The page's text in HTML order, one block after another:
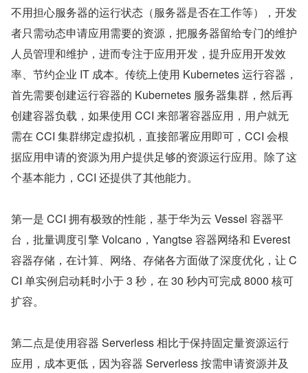
不用担心服务器的运行状态（服务器是否在工作等），开发
者只需动态申请应用需要的资源，把服务器留给专门的维护
人员管理和维护，进而专注于应用开发，提升应用开发效
率、节约企业 IT 成本。传统上使用 Kubernetes 运行容器，
首先需要创建运行容器的 Kubernetes 服务器集群，然后再
创建容器负载，如果使用 CCI 来部署容器应用，用户就无
需在 CCI 集群绑定虚拟机，直接部署应用即可，CCI 会根
据应用申请的资源为用户提供足够的资源运行应用。除了这
个基本能力，CCI 还提供了其他能力。
第一是 CCI 拥有极致的性能，基于华为云 Vessel 容器平
台，批量调度引擎 Volcano，Yangtse 容器网络和 Everest
容器存储，在计算、网络、存储各方面做了深度优化，让 C
CI 单实例启动耗时小于 3 秒，在 30 秒内可完成 8000 核可
扩容。
第二点是使用容器 Serverless 相比于保持固定量资源运行
应用，成本更低，因为容器 Serverless 按需申请资源并及